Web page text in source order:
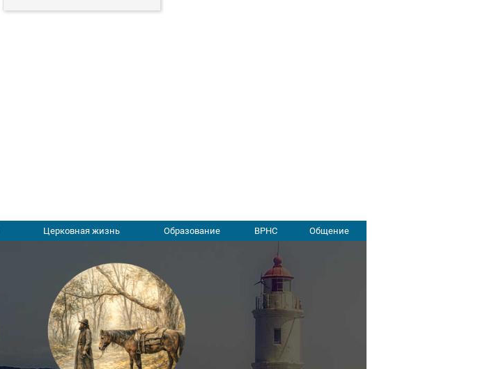
Церковная жизнь Образование ВРНС Общение